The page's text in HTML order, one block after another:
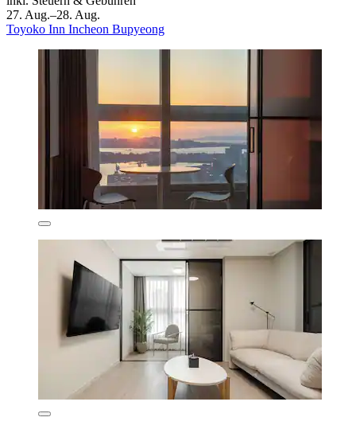
27. Aug.–28. Aug.
Toyoko Inn Incheon Bupyeong